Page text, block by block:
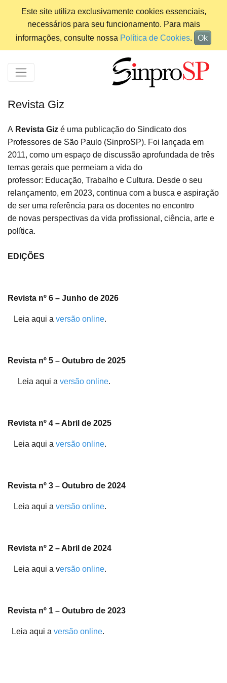
Este site utiliza exclusivamente cookies essenciais,
necessários para seu funcionamento. Para mais
informações, consulte nossa Política de Cookies. Ok
Revista Giz
A Revista Giz é uma publicação do Sindicato dos
Professores de São Paulo (SinproSP). Foi lançada em
2011, como um espaço de discussão aprofundada de três
temas gerais que permeiam a vida do
professor: Educação, Trabalho e Cultura. Desde o seu
relançamento, em 2023, continua com a busca e aspiração
de ser uma referência para os docentes no encontro
de novas perspectivas da vida profissional, ciência, arte e
política.
EDIÇÕES
Revista nº 6 – Junho de 2026
Leia aqui a versão online.
Revista nº 5 – Outubro de 2025
Leia aqui a versão online.
Revista nº 4 – Abril de 2025
Leia aqui a versão online.
Revista nº 3 – Outubro de 2024
Leia aqui a versão online.
Revista nº 2 – Abril de 2024
Leia aqui a versão online.
Revista nº 1 – Outubro de 2023
Leia aqui a versão online.